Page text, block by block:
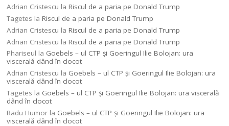
Adrian Cristescu laRiscul de a paria pe Donald Trump
Tagetes laRiscul de a paria pe Donald Trump
Adrian Cristescu laRiscul de a paria pe Donald Trump
Adrian Cristescu laRiscul de a paria pe Donald Trump
Phariseul la Goebels – ul CTP şi Goeringul Ilie Bolojan: ura
viscerală dând în clocot
Adrian Cristescu la Goebels – ul CTP şi Goeringul Ilie Bolojan: ura
viscerală dând în clocot
Tagetes la Goebels – ul CTP şi Goeringul Ilie Bolojan: ura viscerală
dând în clocot
Radu Humor la Goebels – ul CTP şi Goeringul Ilie Bolojan: ura
viscerală dând în clocot